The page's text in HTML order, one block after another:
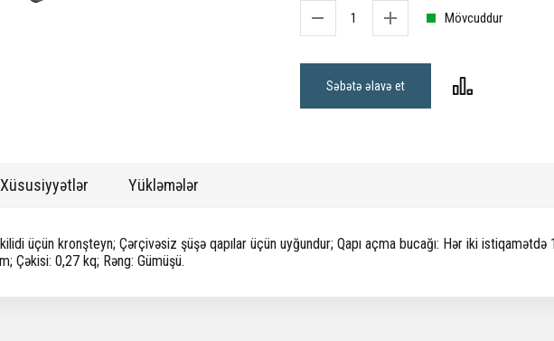
Mövcuddur
Səbətə əlavə et
Xüsusiyyətlər Yükləmələr
üçün kronşteyn; Çərçivəsiz şüşə qapılar üçün uyğundur; Qapı açma bucağı: Hər iki istiqamətdə
Çəkisi: 0,27 kq; Rəng: Gümüşü.